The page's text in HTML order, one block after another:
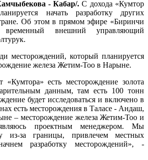
- Кабар/. С дохода «Кумтор
начать разработку других
Об этом в прямом эфире «Биринчи
внешний управляющий
месторождений, который планируется
железа Жетим-Тоо в Нарыне.
«Кумтора» есть месторождение золота
данным, там есть 100 тонн
будет исследоваться и включено в
есть месторождения в Таласе - Андаш,
– месторождение железа Жетим-Тоо и
проектным менеджером. Мы
из-за границы, привлечем местных
разработку месторождений», -